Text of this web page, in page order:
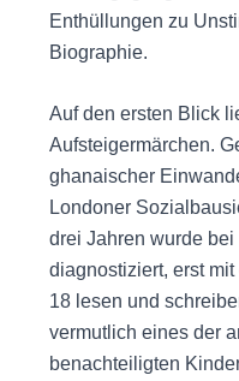
Enthüllungen zu
Biographie.
Auf den ersten Blick
Aufsteigermärchen.
ghanaischer
Londoner
drei Jahren wurde bei
diagnostiziert, erst
18 lesen und
vermutlich eines der
benachteiligten